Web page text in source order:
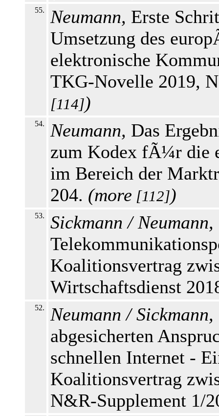
55. Neumann, Erste
Umsetzung des
elektronische
TKG-Novelle 2019,
[114])
54. Neumann, Das
zum Kodex fÃ¼r die
im Bereich der
204. (more [112])
53. Sickmann / Neumann,
Koalitionsvertrag
Wirtschaftsdienst
52. Neumann / Sickmann,
abgesicherten
schnellen Internet -
Koalitionsvertrag
N&R-Supplement 1/